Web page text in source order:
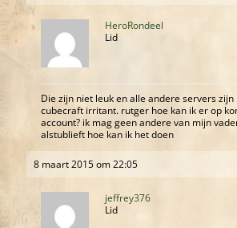
HeroRondeel
Lid
Die zijn niet leuk en alle andere servers zijn
cubecraft irritant. rutger hoe kan ik er op
account? ik mag geen andere van mijn
alstublieft hoe kan ik het doen
8 maart 2015 om 22:05
jeffrey376
Lid